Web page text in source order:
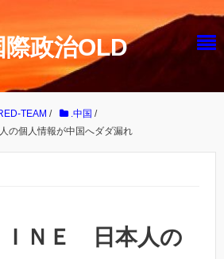
政治OLD
TEAM / .中国 /
の個人情報が中国へダダ漏れ
ＩＮＥ 日本人の